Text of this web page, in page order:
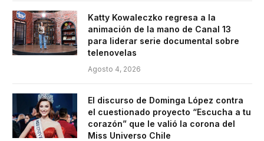
Katty Kowaleczko regresa a la
animación de la mano de Canal 13
para liderar serie documental sobre
telenovelas
Agosto 4, 2026
El discurso de Dominga López contra
el cuestionado proyecto “Escucha a tu
corazón” que le valió la corona del
Miss Universo Chile